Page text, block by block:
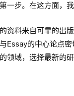
一步。在这方面，我
资料来自可靠的出
Essay的中心论点
领域，选择最新的